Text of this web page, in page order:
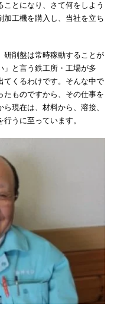
とになり、さて何をしよう
加工機を購入し、当社を立ち
研削盤は常時稼動することが
」と言う鉄工所・工場が多
てくるわけです。そんな中で
たものですから、その仕事を
現在は、材料から、溶接、
うに至っています。